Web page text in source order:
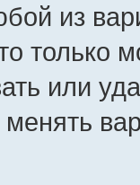
из
только
или